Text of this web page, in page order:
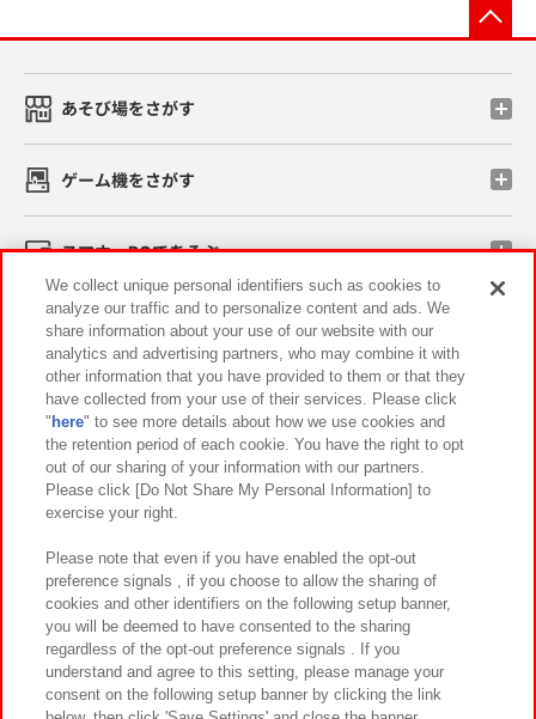
あそび場をさがす
ゲーム機をさがす
スマホ・PCであそぶ
イベント・キャンペーン
関連会社 サステナビリティ サイトポリシー
プライバシーポリシー ウェブアクセシビリティ方針と検証結果
お取引先さまとともに
カスタマーハラスメント対応方針 よくあるご質問・お問い合わせ
We collect unique personal identifiers such as cookies to
analyze our traffic and to personalize content and ads. We
share information about your use of our website with our
analytics and advertising partners, who may combine it with
other information that you have provided to them or that they
have collected from your use of their services. Please click
" here" to see more details about how we use cookies and
the retention period of each cookie. You have the right to opt
out of our sharing of your information with our partners.
Please click [Do Not Share My Personal Information] to
exercise your right.
Please note that even if you have enabled the opt-out
preference signals , if you choose to allow the sharing of
cookies and other identifiers on the following setup banner,
you will be deemed to have consented to the sharing
regardless of the opt-out preference signals . If you
understand and agree to this setting, please manage your
consent on the following setup banner by clicking the link